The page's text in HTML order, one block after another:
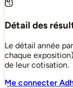
Détail des
Le détail année
chaque
de leur cotisation.
Me connecter